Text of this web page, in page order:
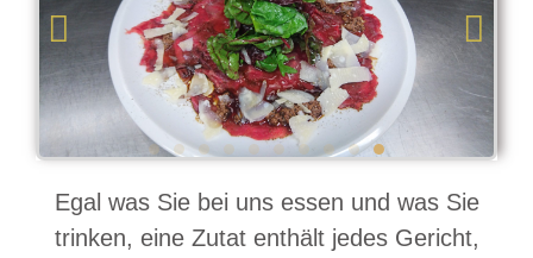
Egal was Sie bei uns essen und was Sie
trinken, eine Zutat enthält jedes Gericht,